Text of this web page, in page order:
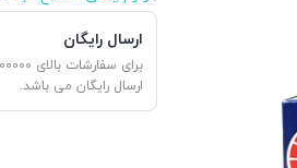
ارسال رایگان
ارسال رایگان می باشد.